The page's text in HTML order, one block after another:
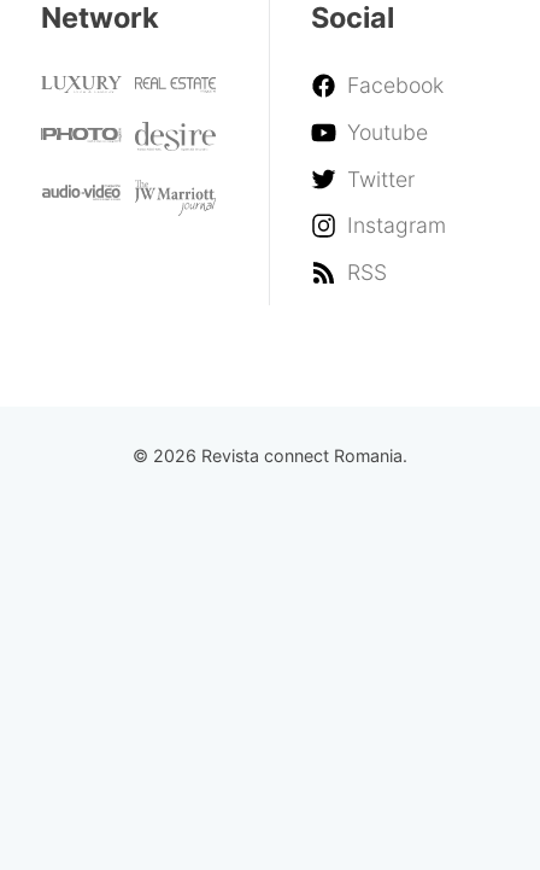
Network Social
Facebook
Youtube
Twitter
Instagram
RSS
© 2026 Revista connect Romania.